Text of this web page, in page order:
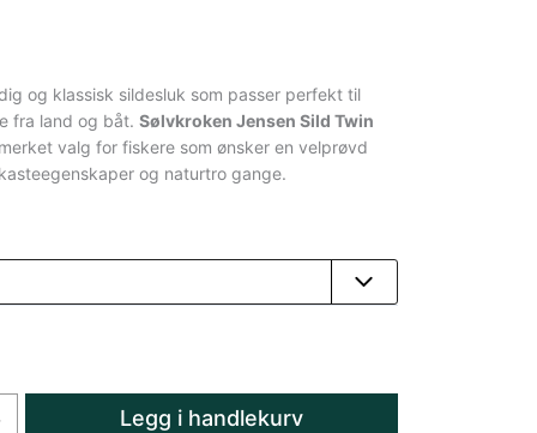
og klassisk sildesluk som passer perfekt til
fra land og båt. Sølvkroken Jensen Sild Twin
valg for fiskere som ønsker en velprøvd
og naturtro gange.
Legg i handlekurv